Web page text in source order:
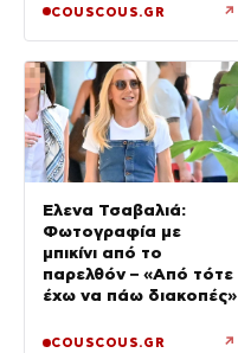
COUSCOUS.GR ↗
Έλενα Τσαβαλιά:
Φωτογραφία με
μπικίνι από το
παρελθόν – «Από τότε
έχω να πάω διακοπές»
COUSCOUS.GR ↗